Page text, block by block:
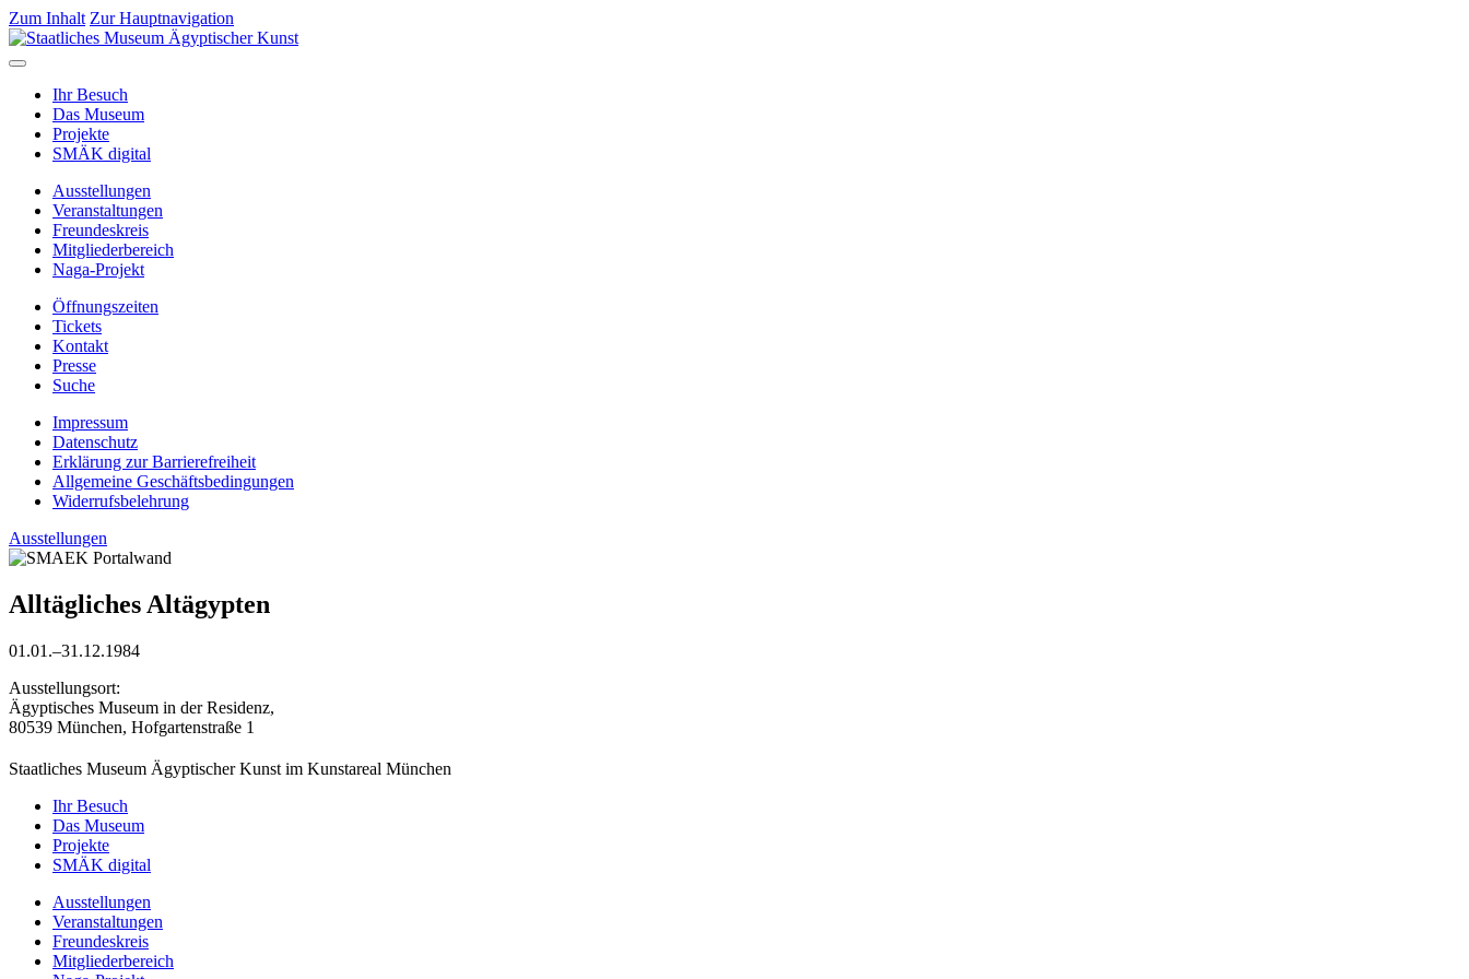
Zum Inhalt Zur Hauptnavigation
Ihr Besuch
Das Museum
Projekte
SMÄK digital
Ausstellungen
Veranstaltungen
Freundeskreis
Mitgliederbereich
Naga-Projekt
Öffnungszeiten
Tickets
Kontakt
Presse
Suche
Impressum
Datenschutz
Erklärung zur Barrierefreiheit
Allgemeine Geschäftsbedingungen
Widerrufsbelehrung
Ausstellungen
Alltägliches Altägypten
01.01.–31.12.1984
Ausstellungsort:
Ägyptisches Museum in der Residenz,
80539 München, Hofgartenstraße 1
Staatliches Museum Ägyptischer Kunst im Kunstareal München
Ihr Besuch
Das Museum
Projekte
SMÄK digital
Ausstellungen
Veranstaltungen
Freundeskreis
Mitgliederbereich